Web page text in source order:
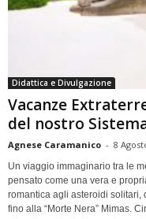
Didattica e Divulgazione
Vacanze
del nostro
Agnese Caramanico - 8
Un viaggio immaginario tra le
pensato come una vera e
romantica agli asteroidi solitari,
fino alla “Morte Nera” Mimas.